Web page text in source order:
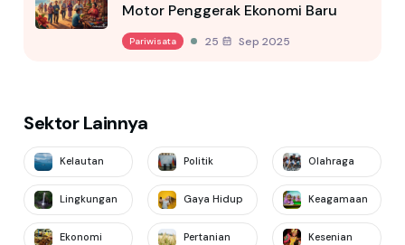
Motor Penggerak Ekonomi Baru
Pariwisata 25 Sep 2025
Sektor Lainnya
Kelautan Politik Olahraga
Lingkungan Gaya Hidup Keagamaan
Ekonomi Pertanian Kesenian